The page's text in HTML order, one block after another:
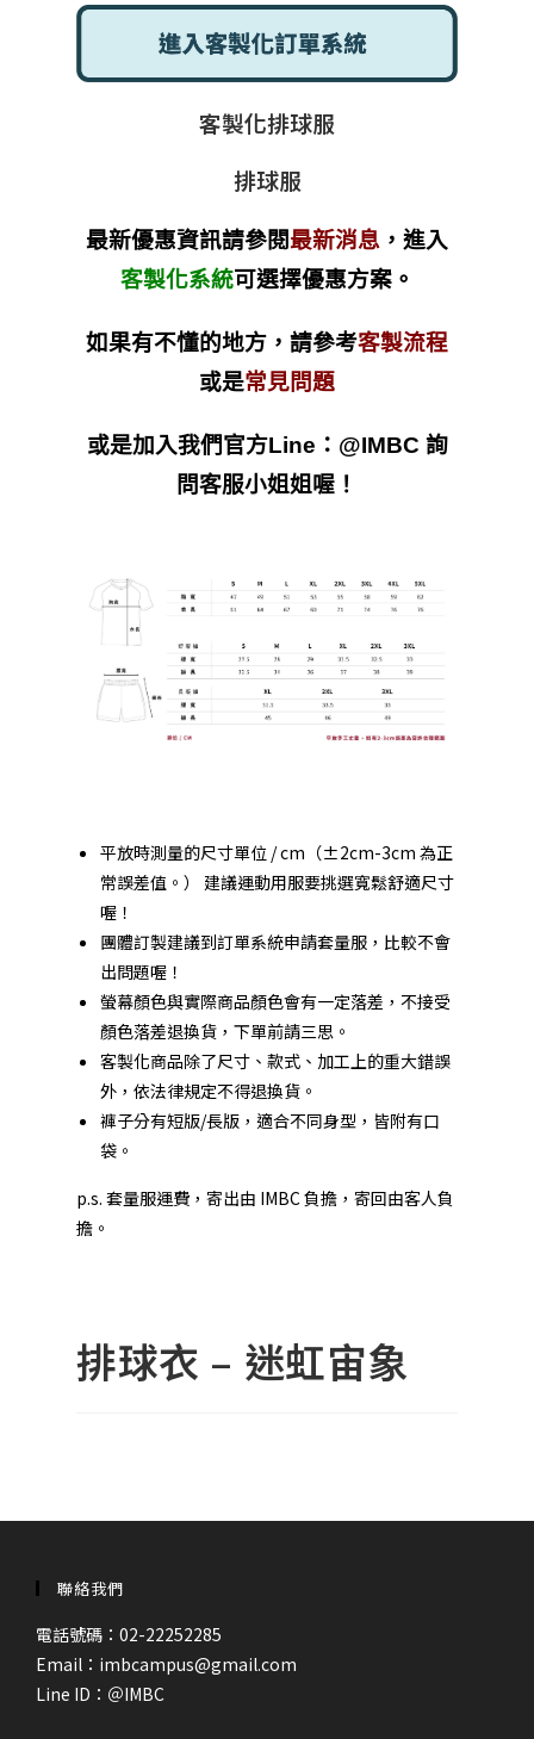
客製化排球服
排球服
最新優惠資訊請參閱最新消息 ，進入
客製化系統可選擇優惠方案。
如果有不懂的地方，請參考客製流程
或是常見問題
或是加入我們官方Line：@IMBC 詢
問客服小姐姐喔！
平放時測量的尺寸單位 / cm（±2cm-3cm 為正
常誤差值。） 建議運動用服要挑選寬鬆舒適尺寸
喔！
團體訂製建議到訂單系統申請套量服，比較不會
出問題喔！
螢幕顏色與實際商品顏色會有一定落差，不接受
顏色落差退換貨，下單前請三思。
客製化商品除了尺寸、款式、加工上的重大錯誤
外，依法律規定不得退換貨。
褲子分有短版/長版，適合不同身型，皆附有口
袋。
p.s. 套量服運費，寄出由 IMBC 負擔，寄回由客人負
擔。
排球衣 – 迷虹宙象
聯絡我們
電話號碼：02-22252285
Email：imbcampus@gmail.com
Line ID： ＠IMBC